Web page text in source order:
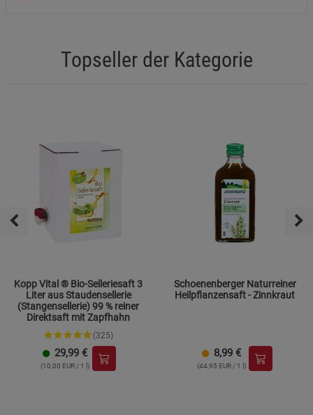
Topseller der Kategorie
Kopp Vital ® Bio-Selleriesaft 3
Liter aus Staudensellerie
(Stangensellerie) 99 % reiner
Direktsaft mit Zapfhahn
(325)
29,99 €
(10,00 EUR / 1 l)
Schoenenberger Naturreiner
Heilpflanzensaft - Zinnkraut
8,99 €
(44,95 EUR / 1 l)